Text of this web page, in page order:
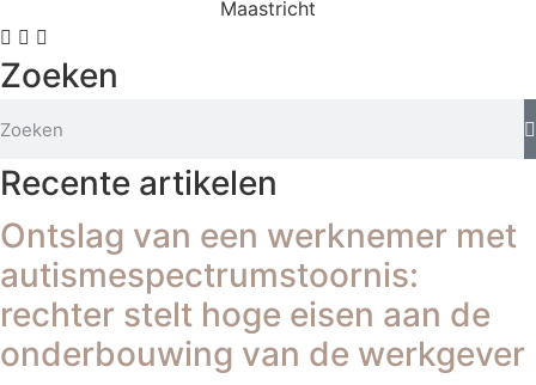
Zoeken
Recente artikelen
Ontslag van een werknemer met
autismespectrumstoornis:
rechter stelt hoge eisen aan de
onderbouwing van de werkgever